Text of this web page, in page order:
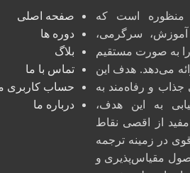
منظوره است که
سرگرمی،
به صورت مستقیم
می‌دهد. هدف این
جذاب و رفاه‌مند به
به این هدف،
مفید از اقصی نقاط
در زمینه ترجمه
مقیاس‌پذیری و
صفحه اصلی
دوره ها
بلاگ
تماس با ما
حساب کاربری
درباره ما